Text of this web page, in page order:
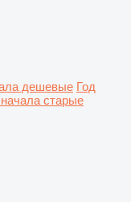
дешевые Год
старые